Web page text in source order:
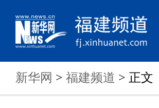
新华网 > 福建频道 > 正文